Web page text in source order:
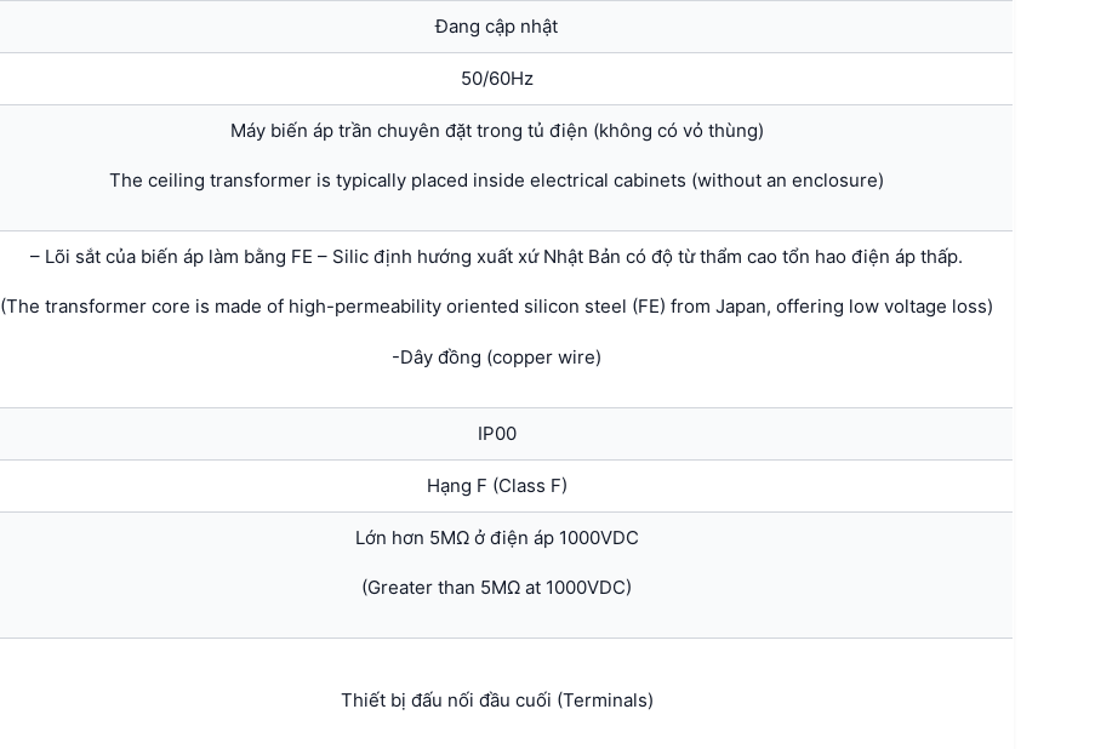
Đang cập nhật
50/60Hz
Máy biến áp trần chuyên đặt trong tủ điện (không có vỏ thùng)
The ceiling transformer is typically placed inside electrical cabinets (without an enclosure)
– Lõi sắt của biến áp làm bằng FE – Silic định hướng xuất xứ Nhật Bản có độ từ thẩm cao tổn hao điện áp thấp.
(The transformer core is made of high-permeability oriented silicon steel (FE) from Japan, offering low voltage loss)
-Dây đồng (copper wire)
IP00
Hạng F (Class F)
Lớn hơn 5MΩ ở điện áp 1000VDC
(Greater than 5MΩ at 1000VDC)
Thiết bị đấu nối đầu cuối (Terminals)